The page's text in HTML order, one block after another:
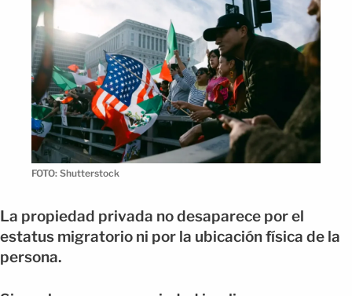
FOTO: Shutterstock
La propiedad privada no desaparece por el
estatus migratorio ni por la ubicación física de la
persona.